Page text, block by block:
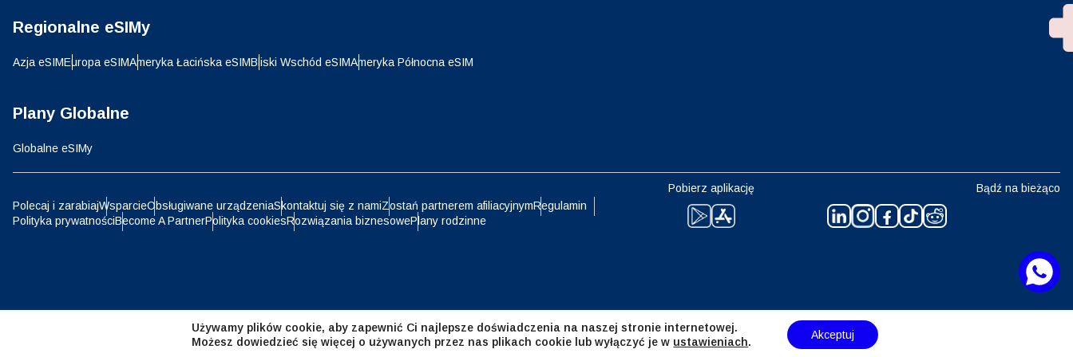
Regionalne eSIMy
Azja eSIMEuropa eSIMAmeryka Łacińska eSIMBliski Wschód eSIMAmeryka Północna eSIM
Plany Globalne
Globalne eSIMy
Polecaj i zarabiajWsparcieObsługiwane urządzeniaSkontaktuj się z namiZostań partnerem afiliacyjnymRegulamin
Polityka prywatnościBecome A PartnerPolityka cookiesRozwiązania biznesowePlany rodzinne
Pobierz aplikację Bądź na bieżąco
Português
简体中文 繁體中文
CAD - Dolar Kanadyjski
CHF - Frank Szwajcarski NZD - Dolar Nowozelandzki
Używamy plików cookie, aby zapewnić Ci najlepsze doświadczenia na naszej stronie internetowej.
Możesz dowiedzieć się więcej o używanych przez nas plikach cookie lub wyłączyć je w ustawieniach.
Akceptuj